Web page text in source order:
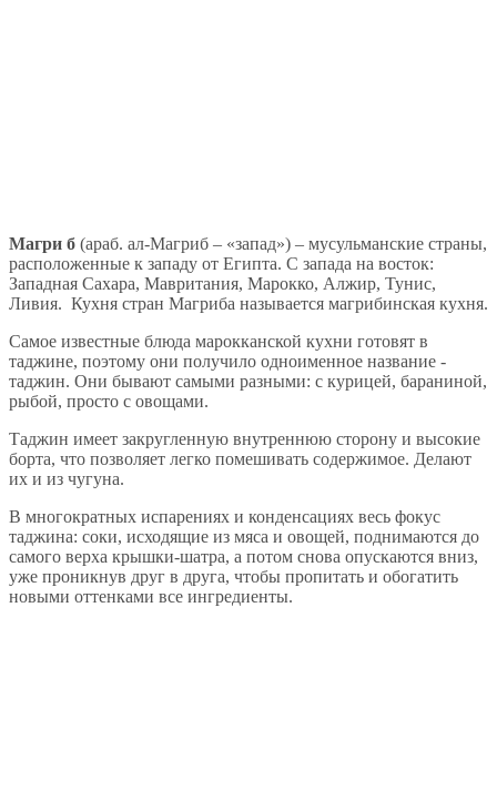
Магри б (араб. ал-Магриб – «запад») – мусульманские страны,
расположенные к западу от Египта. С запада на восток:
Западная Сахара, Мавритания, Марокко, Алжир, Тунис,
Ливия. Кухня стран Магриба называется магрибинская кухня.
Самое известные блюда марокканской кухни готовят в
таджине, поэтому они получило одноименное название -
таджин. Они бывают самыми разными: с курицей, бараниной,
рыбой, просто с овощами.
Таджин имеет закругленную внутреннюю сторону и высокие
борта, что позволяет легко помешивать содержимое. Делают
их и из чугуна.
В многократных испарениях и конденсациях весь фокус
таджина: соки, исходящие из мяса и овощей, поднимаются до
самого верха крышки-шатра, а потом снова опускаются вниз,
уже проникнув друг в друга, чтобы пропитать и обогатить
новыми оттенками все ингредиенты.